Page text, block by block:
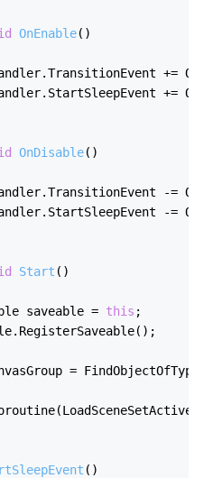
OnEnable( )
+=
+=
OnDisable( )
-=
-=
Start ( )
saveable =
this ;
=
( )